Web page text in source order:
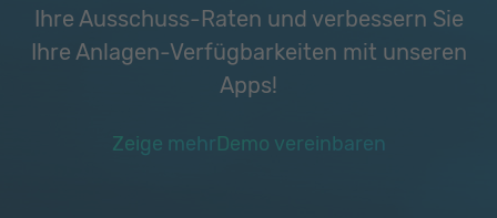
Ihre Ausschuss-Raten und verbessern Sie
Ihre Anlagen-Verfügbarkeiten mit unseren
Apps!
Zeige mehrDemo vereinbaren